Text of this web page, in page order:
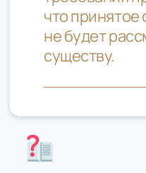
что принятое
не будет
существу.